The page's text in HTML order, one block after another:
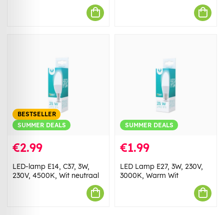
BESTSELLER
SUMMER DEALS
€2.99
LED-lamp E14, C37, 3W,
230V, 4500K, Wit neutraal
SUMMER DEALS
€1.99
LED Lamp E27, 3W, 230V,
3000K, Warm Wit